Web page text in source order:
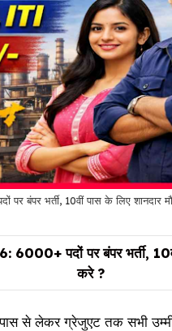
बंपर भर्ती, 10वीं पास के लिए शानदार
पदों पर बंपर भर्ती,
करे ?
पास से लेकर ग्रेजुएट तक सभी